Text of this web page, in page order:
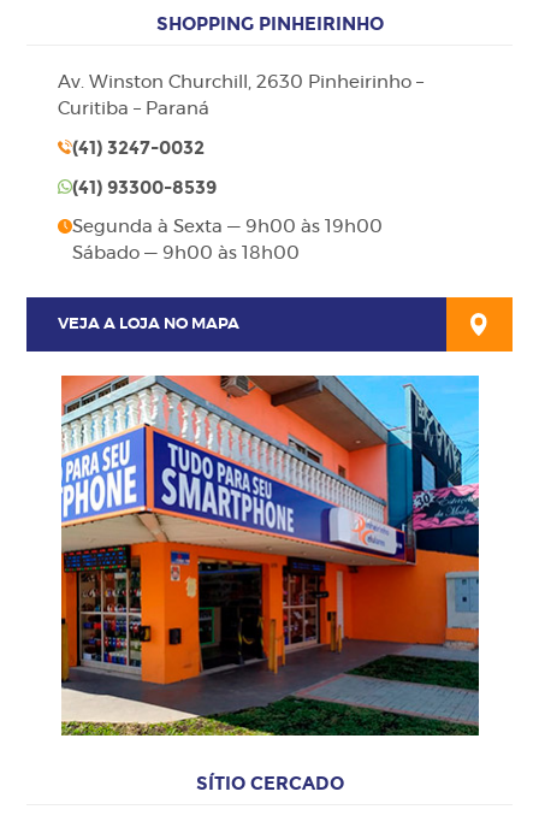
SHOPPING PINHEIRINHO
Av. Winston Churchill, 2630 Pinheirinho –
Curitiba – Paraná
(41)3247-0032
(41)93300-8539
Segunda à Sexta — 9h00 às 19h00
Sábado — 9h00 às 18h00
VEJA A LOJA NO MAPA
SÍTIO CERCADO